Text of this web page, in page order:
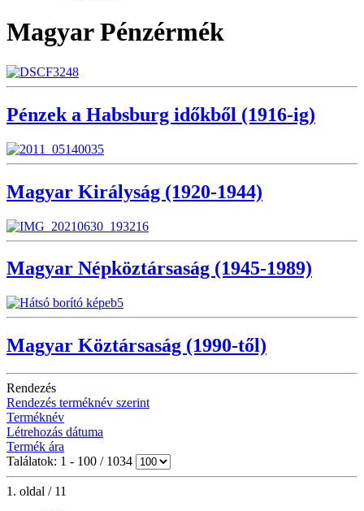
Magyar Pénzérmék
Pénzek a Habsburg időkből (1916-ig)
Magyar Királyság (1920-1944)
Magyar Népköztársaság (1945-1989)
Magyar Köztársaság (1990-től)
Rendezés
Rendezés terméknév szerint
Terméknév
Létrehozás dátuma
Termék ára
Találatok: 1 - 100 / 1034
1. oldal / 11